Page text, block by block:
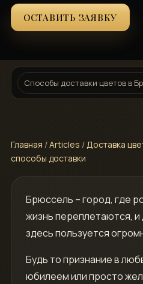
ОСТАВИТЬ ЗАЯВКУ
Способы доставки цветов в
Главная /Articles /Доставка
способы доставки
Брюссель – город, где
жизнь переплетаются, и
здесь пользуется
Будь то признание в
юбилеем или просто